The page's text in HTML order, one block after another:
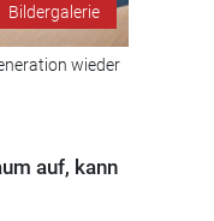
Bildergalerie
wieder
auf, kann